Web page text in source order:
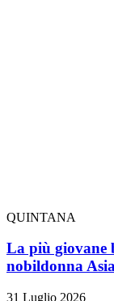
QUINTANA
La più giovane
nobildonna
31 Luglio 2026